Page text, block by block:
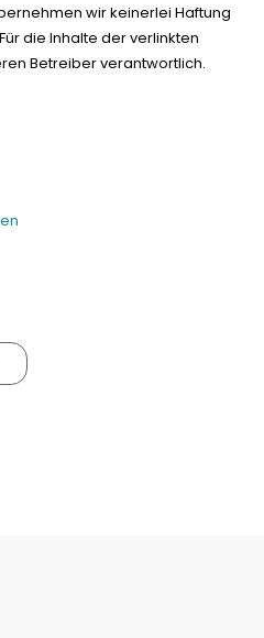
wir keinerlei Haftung
die Inhalte der verlinkten
Betreiber verantwortlich.